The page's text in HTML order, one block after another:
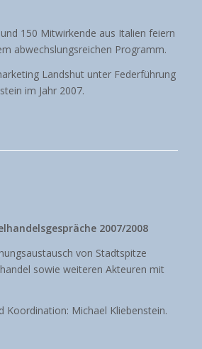
150 Mitwirkende aus Italien feiern
abwechslungsreichen Programm.
Landshut unter Federführung
im Jahr 2007.
2007/2008
von Stadtspitze
sowie weiteren Akteuren mit
Koordination: Michael Kliebenstein.